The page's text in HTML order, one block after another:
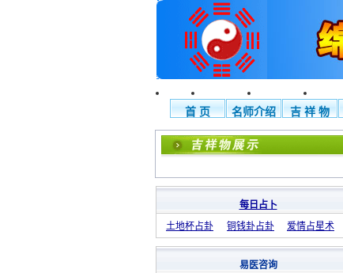
首 页 名师介绍 吉 祥 物
每日占卜
土地杯占卦
铜钱卦占卦 爱情占星术
易医咨询